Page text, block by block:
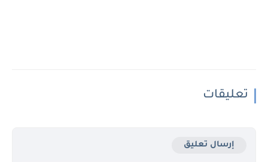
تعليقات
إرسال تعليق